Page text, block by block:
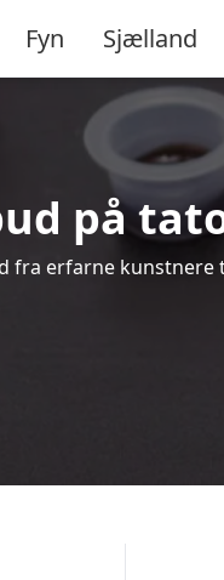
Fyn Sjælland
på
fra erfarne kunstnere